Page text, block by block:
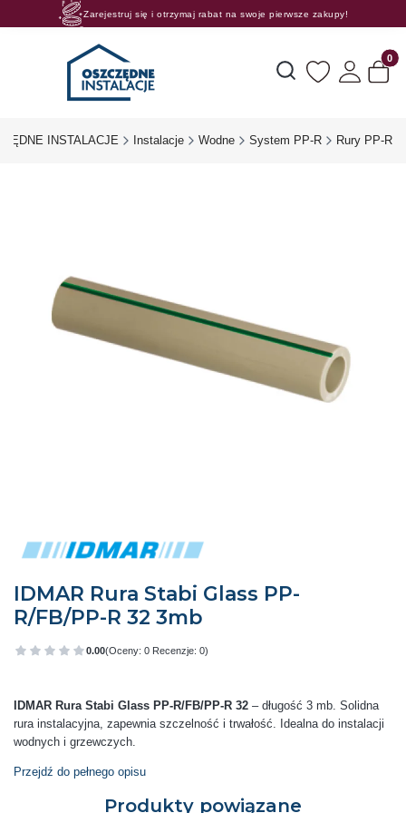
Zarejestruj się i otrzymaj rabat na swoje pierwsze zakupy!
Otwórz wyszukiwarkę
INSTALACJE Instalacje Wodne System PP-R Rury PP-R
IDMAR Rura Stabi Glass PP-
R/FB/PP-R 32 3mb
0.00(Oceny: 0 Recenzje: 0)
Przejdź do sekcji Opinie
IDMAR Rura Stabi Glass PP-R/FB/PP-R 32 – długość 3 mb. Solidna
rura instalacyjna, zapewnia szczelność i trwałość. Idealna do instalacji
wodnych i grzewczych.
Przejdź do pełnego opisu
Produkty powiązane